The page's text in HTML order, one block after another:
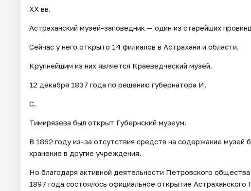
XX вв.
Астраханский музей-заповедник — один из старейших
Сейчас у него открыто 14 филиалов в Астрахани и области.
Крупнейшим из них является Краеведческий музей.
12 декабря 1837 года по решению губернатора И.
С.
Тимирязева был открыт Губернский музеум.
В 1862 году из-за отсутствия средств на содержание музей
хранение в другие учреждения.
Но благодаря активной деятельности Петровского
1897 года состоялось официальное открытие Астраханского